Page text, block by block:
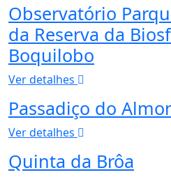
Observatório
da Reserva da
Boquilobo
Ver detalhes
Passadiço do
Ver detalhes
Quinta da Brôa